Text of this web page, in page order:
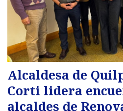
Alcaldesa de
Corti lidera
alcaldes de